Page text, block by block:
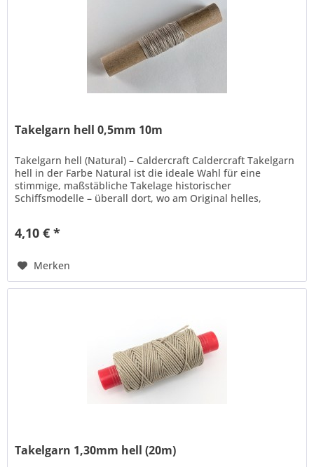
Takelgarn hell 0,5mm 10m
Takelgarn hell (Natural) – Caldercraft Caldercraft Takelgarn
hell in der Farbe Natural ist die ideale Wahl für eine
stimmige, maßstäbliche Takelage historischer
Schiffsmodelle – überall dort, wo am Original helles,
4,10 € *
Merken
Takelgarn 1,30mm hell (20m)